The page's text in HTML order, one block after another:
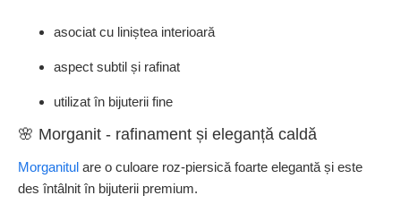
asociat cu liniștea interioară
aspect subtil și rafinat
utilizat în bijuterii fine
🌸 Morganit - rafinament și eleganță caldă
Morganitul are o culoare roz-piersică foarte elegantă și este
des întâlnit în bijuterii premium.